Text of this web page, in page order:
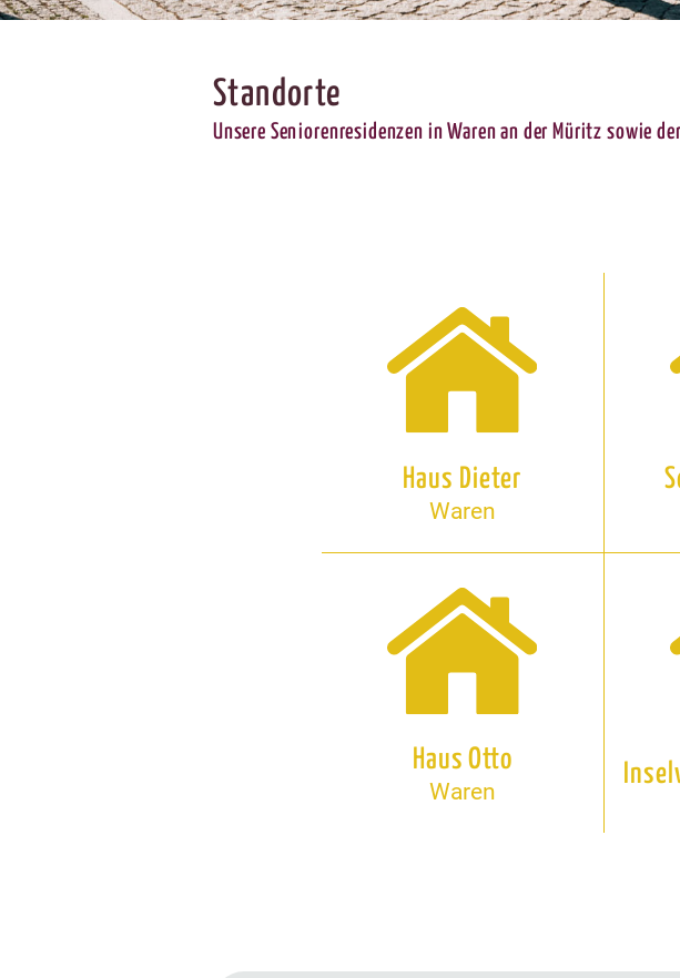
Standorte
Unsere Seniorenresidenzen in Waren an der Müritz sowie
Haus Dieter
Waren
Haus Otto
Waren